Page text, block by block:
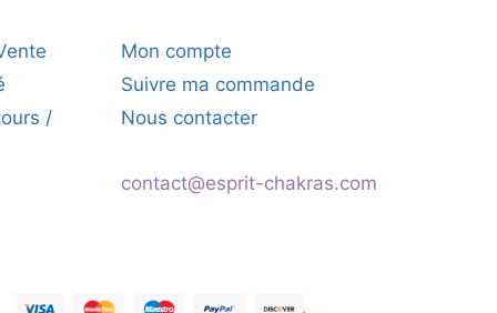
/
Mon compte
Suivre ma commande
Nous contacter
contact@esprit-chakras.com